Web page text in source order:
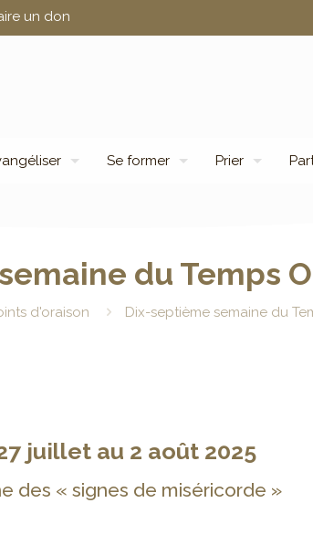
un don
Se former Prier
du Temps
d'oraison Dix-septième semaine du
juillet au 2 août 2025
des « signes de miséricorde »